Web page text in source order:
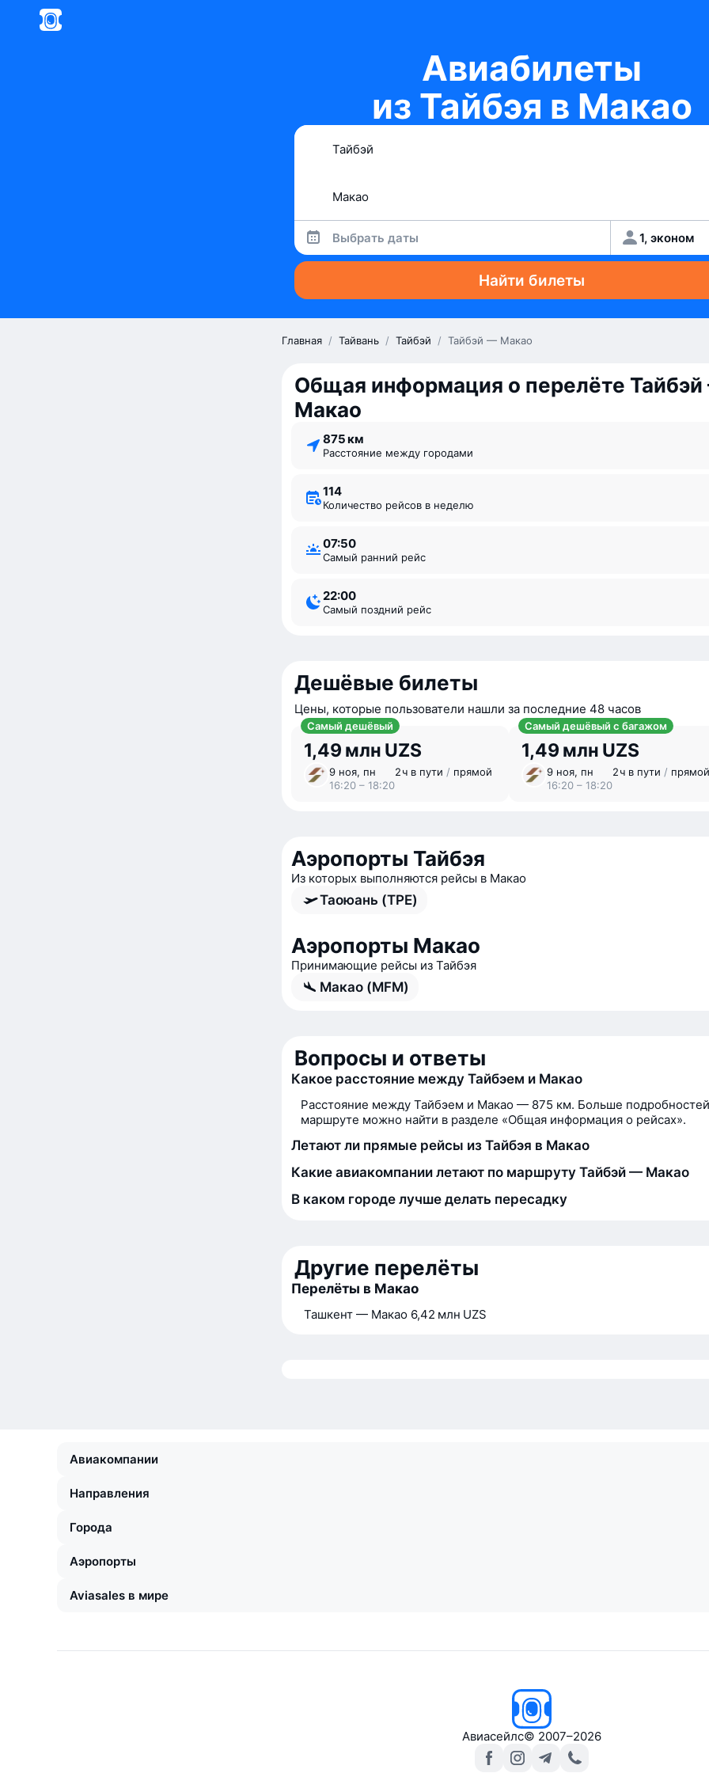
Авиабилеты
из Тайбэя в Макао
Выбрать даты 1, эконом
Найти билеты
Главная / Тайвань / Тайбэй / Тайбэй — Макао
Общая информация о перелёте
Макао
875 км
Расстояние между городами
114
Количество рейсов в неделю
07:50
Самый ранний рейс
22:00
Самый поздний рейс
Дешёвые билеты
Цены, которые пользователи нашли за последние 48 часов
Самый дешёвый
1,49 млн UZS
9 ноя, пн
16:20 – 18:20
2 ⁠ч в пути / прямой
Самый дешёвый с багажом
1,49 млн UZS
9 ноя, пн
16:20 – 18:20
2 ⁠ч в пути / прямой
Аэропорты Тайбэя
Из которых выполняются рейсы в Макао
Таоюань (TPE)
Аэропорты Макао
Принимающие рейсы из Тайбэя
Макао (MFM)
Вопросы и ответы
Какое расстояние между Тайбэем и Макао
Расстояние между Тайбэем и Макао — 875 км. Больше
маршруте можно найти в разделе «Общая информация о рейсах».
Летают ли прямые рейсы из Тайбэя в Макао
Какие авиакомпании летают по маршруту Тайбэй — Макао
В каком городе лучше делать пересадку
Другие перелёты
Перелёты в Макао
Ташкент — Макао 6,42 млн UZS
Авиакомпании
Направления
Города
Аэропорты
Aviasales в мире
Авиасейлс© 2007–2026